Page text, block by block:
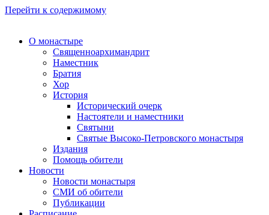
Перейти к содержимому
О монастыре
Священноархимандрит
Наместник
Братия
Хор
История
Исторический очерк
Настоятели и наместники
Святыни
Святые Высоко-Петровского монастыря
Издания
Помощь обители
Новости
Новости монастыря
СМИ об обители
Публикации